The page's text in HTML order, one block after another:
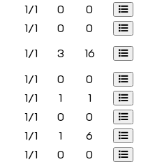
1/1 0
0
1/1 0
0
1/1 3
16
1/1 0
0
1/1 1
1
1/1 0
0
1/1 1
6
1/1 0
0